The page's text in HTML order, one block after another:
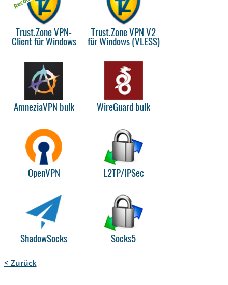
Trust.Zone VPN-
Client für Windows
Trust.Zone VPN V2
für Windows (VLESS)
AmneziaVPN bulk WireGuard bulk
OpenVPN L2TP/IPSec
ShadowSocks Socks5
< Zurück